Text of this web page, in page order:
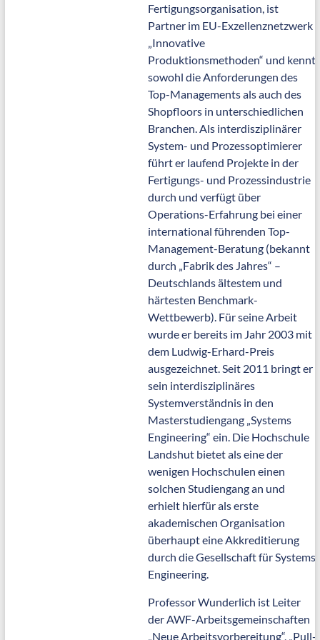
Fertigungsorganisation, ist
Partner im EU-Exzellenznetzwerk
„Innovative
Produktionsmethoden“ und kennt
sowohl die Anforderungen des
Top-Managements als auch des
Shopfloors in unterschiedlichen
Branchen. Als interdisziplinärer
System- und Prozessoptimierer
führt er laufend Projekte in der
Fertigungs- und Prozessindustrie
durch und verfügt über
Operations-Erfahrung bei einer
international führenden Top-
Management-Beratung (bekannt
durch „Fabrik des Jahres“ –
Deutschlands ältestem und
härtesten Benchmark-
Wettbewerb). Für seine Arbeit
wurde er bereits im Jahr 2003 mit
dem Ludwig-Erhard-Preis
ausgezeichnet. Seit 2011 bringt er
sein interdisziplinäres
Systemverständnis in den
Masterstudiengang „Systems
Engineering“ ein. Die Hochschule
Landshut bietet als eine der
wenigen Hochschulen einen
solchen Studiengang an und
erhielt hierfür als erste
akademischen Organisation
überhaupt eine Akkreditierung
durch die Gesellschaft für Systems
Engineering.
Professor Wunderlich ist Leiter
der AWF-Arbeitsgemeinschaften
„Neue Arbeitsvorbereitung“, „Pull-